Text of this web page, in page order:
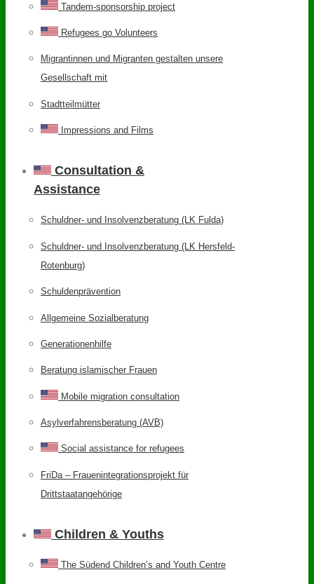
Tandem-sponsorship project
Refugees go Volunteers
Migrantinnen und Migranten gestalten unsere
Gesellschaft mit
Stadtteilmütter
Impressions and Films
Consultation &
Assistance
Schuldner- und Insolvenzberatung (LK Fulda)
Schuldner- und Insolvenzberatung (LK Hersfeld-
Rotenburg)
Schuldenprävention
Allgemeine Sozialberatung
Generationenhilfe
Beratung islamischer Frauen
Mobile migration consultation
Asylverfahrensberatung (AVB)
Social assistance for refugees
FriDa – Frauenintegrationsprojekt für
Drittstaatangehörige
Children & Youths
The Südend Children’s and Youth Centre